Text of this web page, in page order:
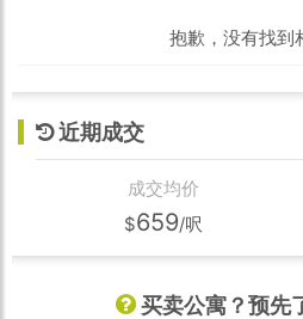
抱歉，没有找到
近期成交
成交均价
$659/呎
买卖公寓？预先